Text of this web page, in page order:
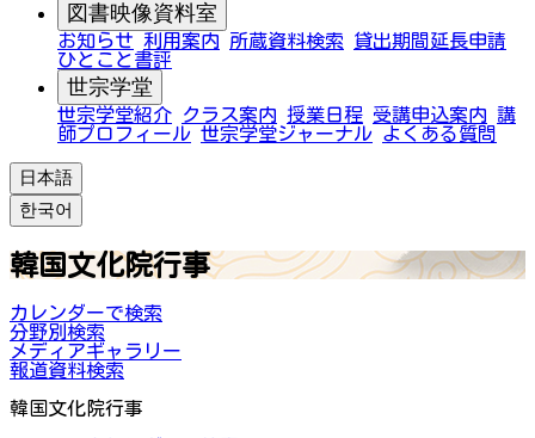
図書映像資料室
お知らせ 利用案内 所蔵資料検索
貸出期間延長申請
ひとこと書評
世宗学堂
世宗学堂紹介 クラス案内 授業日程 受講申込案内 講
師プロフィール 世宗学堂ジャーナル よくある質問
日本語
한국어
韓国文化院行事
カレンダーで検索
分野別検索
メディアギャラリー
報道資料検索
韓国文化院行事